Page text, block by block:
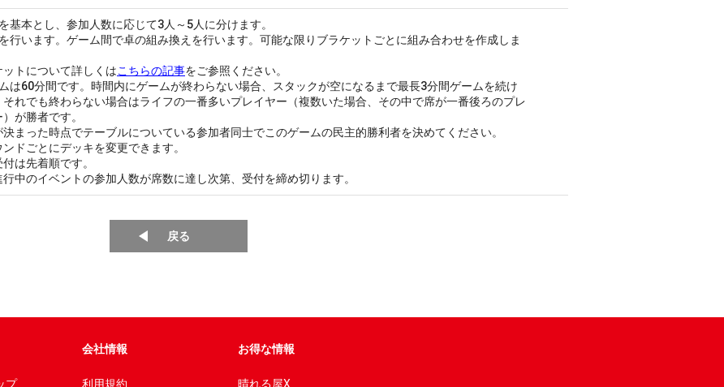
基本とし、参加人数に応じて3人～5人に分けます。
行います。ゲーム間で卓の組み換えを行います。可能な限りブラケットごとに組み合わせを作成しま
ットについて詳しくはこちらの記事をご参照ください。
は60分間です。時間内にゲームが終わらない場合、スタックが空になるまで最長3分間ゲームを続け
それでも終わらない場合はライフの一番多いプレイヤー（複数いた場合、その中で席が一番後ろのプレ
が勝者です。
決まった時点でテーブルについている参加者同士でこのゲームの民主的勝利者を決めてください。
ドごとにデッキを変更できます。
は先着順です。
行中のイベントの参加人数が席数に達し次第、受付を締め切ります。
戻る
プ
会社情報
利用規約
お得な情報
晴れる屋X